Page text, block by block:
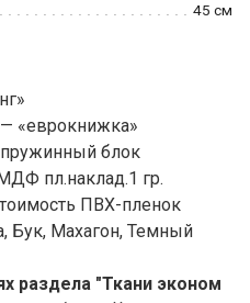
45 см
«еврокнижка»
блок
пл.наклад.1 гр.
ПВХ-пленок
Бук, Махагон, Темный
раздела "Ткани эконом